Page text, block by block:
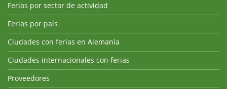
Ferias por sector de actividad
Ferias por país
Ciudades con ferias en Alemania
Ciudades internacionales con ferias
Proveedores